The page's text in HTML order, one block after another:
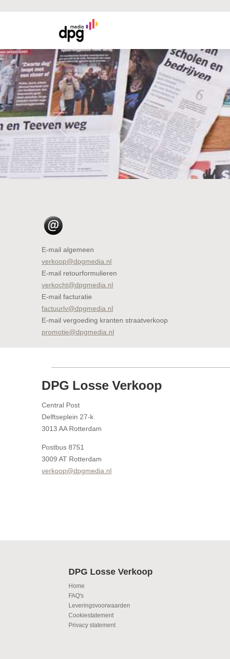
E-mail algemeen
verkoop@dpgmedia.nl
E-mail retourformulieren
verkocht@dpgmedia.nl
E-mail facturatie
factuurlv@dpgmedia.nl
E-mail vergoeding kranten straatverkoop
promotie@dpgmedia.nl
DPG Losse Verkoop
Central Post
Delftseplein 27-k
3013 AA Rotterdam
Postbus 8751
3009 AT Rotterdam
verkoop@dpgmedia.nl
DPG Losse Verkoop
Home
FAQ's
Leveringsvoorwaarden
Cookiestatement
Privacy statement